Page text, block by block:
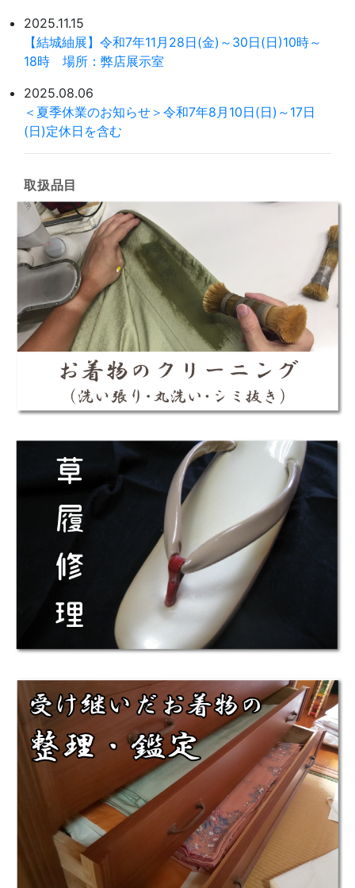
2025.11.15
【結城紬展】令和7年11月28日(金)～30日(日)10時～
18時 場所：弊店展示室
2025.08.06
＜夏季休業のお知らせ＞令和7年8月10日(日)～17日
(日)定休日を含む
取扱品目